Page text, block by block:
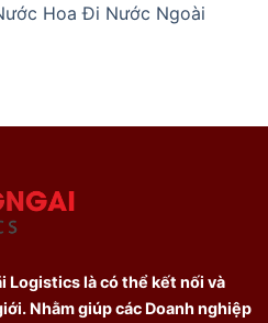
Hoa Đi Nước Ngoài
Logistics là có thể kết nối và
Nhằm giúp các Doanh nghiệp